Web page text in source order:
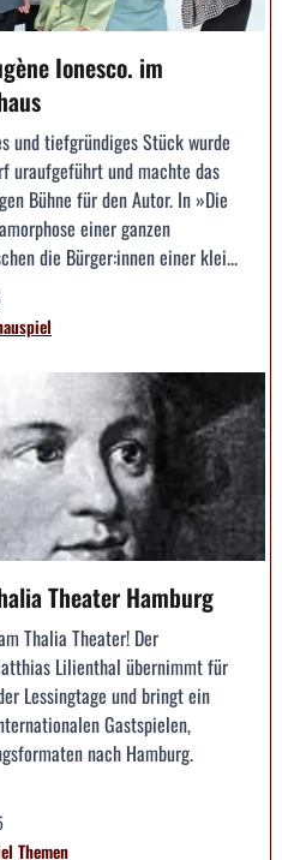
Ionesco. im
und tiefgründiges Stück wurde
uraufgeführt und machte das
Bühne für den Autor. In »Die
einer ganzen
die Bürger:innen einer klei...
Theater Hamburg
Thalia Theater! Der
Lilienthal übernimmt für
Lessingtage und bringt ein
Gastspielen,
nach Hamburg.
Themen